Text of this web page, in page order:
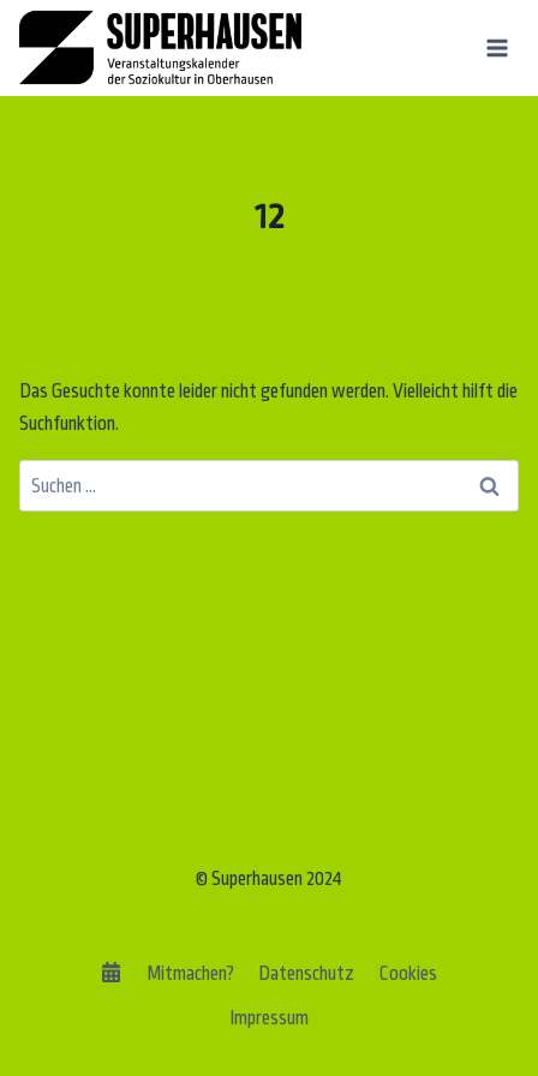
Zum
Inhalt
springen
12
Das Gesuchte konnte leider nicht gefunden werden. Vielleicht hilft die
Suchfunktion.
Suchen
nach:
© Superhausen 2024
Mitmachen? Datenschutz Cookies
Impressum